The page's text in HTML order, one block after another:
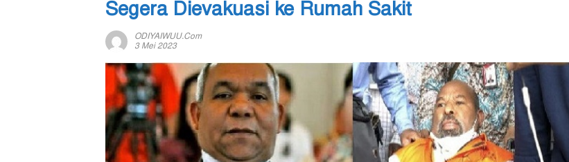
Segera Dievakuasi ke Rumah Sakit
ODIYAIWUU.com
3 Mei 2023